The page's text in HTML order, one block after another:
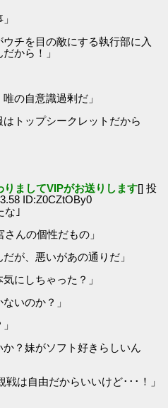
チを目の敵にする執行部に入
から！」
の自意識過剰だ」
トップシークレットだから
りましてVIPがお送りします[] 投
ID:Z0CZtOBy0
な｣
んの個性だもの」
が、悪いがあの通りだ」
にしちゃった？」
いのか？」
？妹がソフト好きらしいん
は自由だからいいけど･･･！」